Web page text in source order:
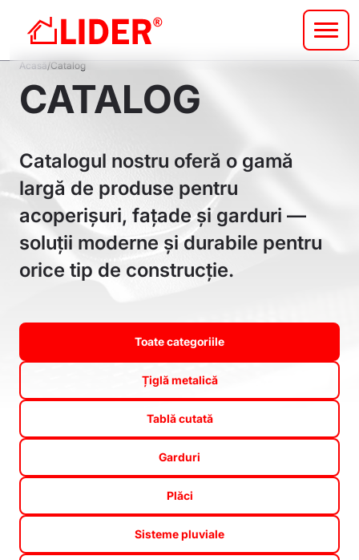
conținutul
principal
Breadcrumb
Acasă Catalog
CATALOG
Catalogul nostru oferă o gamă
largă de produse pentru
acoperișuri, fațade și garduri —
soluții moderne și durabile pentru
orice tip de construcție.
Toate categoriile
Țiglă metalică
Tablă cutată
Garduri
Plăci
Sisteme pluviale